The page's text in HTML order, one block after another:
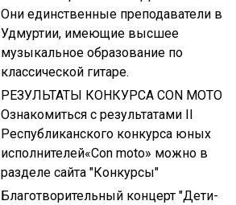
Они единственные преподаватели в
Удмуртии, имеющие высшее
музыкальное образование по
классической гитаре.
РЕЗУЛЬТАТЫ КОНКУРСА CON MOTO
Ознакомиться с результатами II
Республиканского конкурса юных
исполнителей«Con moto» можно в
разделе сайта "Конкурсы"
Благотворительный концерт "Дети-